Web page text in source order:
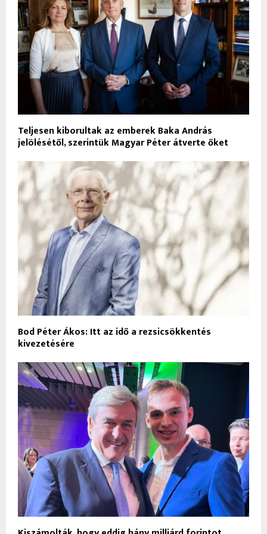
Teljesen kiborultak az emberek Baka András
jelölésétől, szerintük Magyar Péter átverte őket
Bod Péter Ákos: Itt az idő a rezsicsökkentés
kivezetésére